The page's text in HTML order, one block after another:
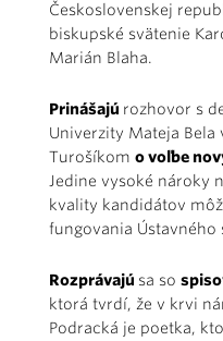
Československej
biskupské svätenie
Marián Blaha.
Prinášajú rozhovor s
Univerzity Mateja
Turošíkom o voľbe
Jedine vysoké nároky
kvality kandidátov
fungovania Ústavného
Rozprávajú sa so
ktorá tvrdí, že v krvi
Podracká je poetka,